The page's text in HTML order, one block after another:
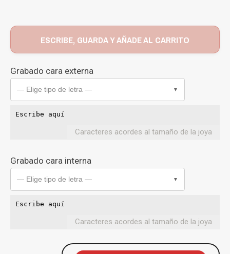
ESCRIBE, GUARDA Y AÑADE AL CARRITO
Grabado cara externa
— Elige tipo de letra — ▼
Caracteres acordes al tamaño de la joya
Grabado cara interna
— Elige tipo de letra — ▼
Caracteres acordes al tamaño de la joya